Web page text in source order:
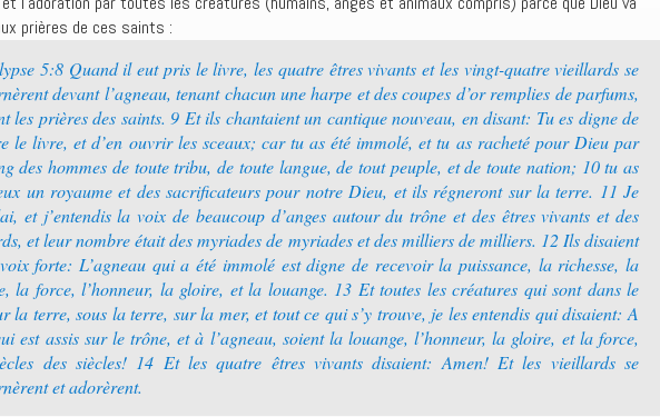
prières de ces saints :
5:8 Quand il eut pris le livre, les quatre êtres vivants et les vingt-quatre vieillards se
devant l’agneau, tenant chacun une harpe et des coupes d’or remplies de parfums,
les prières des saints. 9 Et ils chantaient un cantique nouveau, en disant: Tu es digne de
le livre, et d’en ouvrir les sceaux; car tu as été immolé, et tu as racheté pour Dieu par
des hommes de toute tribu, de toute langue, de tout peuple, et de toute nation; 10 tu as
un royaume et des sacrificateurs pour notre Dieu, et ils régneront sur la terre. 11 Je
et j’entendis la voix de beaucoup d’anges autour du trône et des êtres vivants et des
et leur nombre était des myriades de myriades et des milliers de milliers. 12 Ils disaient
forte: L’agneau qui a été immolé est digne de recevoir la puissance, la richesse, la
la force, l’honneur, la gloire, et la louange. 13 Et toutes les créatures qui sont dans le
la terre, sous la terre, sur la mer, et tout ce qui s’y trouve, je les entendis qui disaient: A
est assis sur le trône, et à l’agneau, soient la louange, l’honneur, la gloire, et la force,
des siècles! 14 Et les quatre êtres vivants disaient: Amen! Et les vieillards se
et adorèrent.